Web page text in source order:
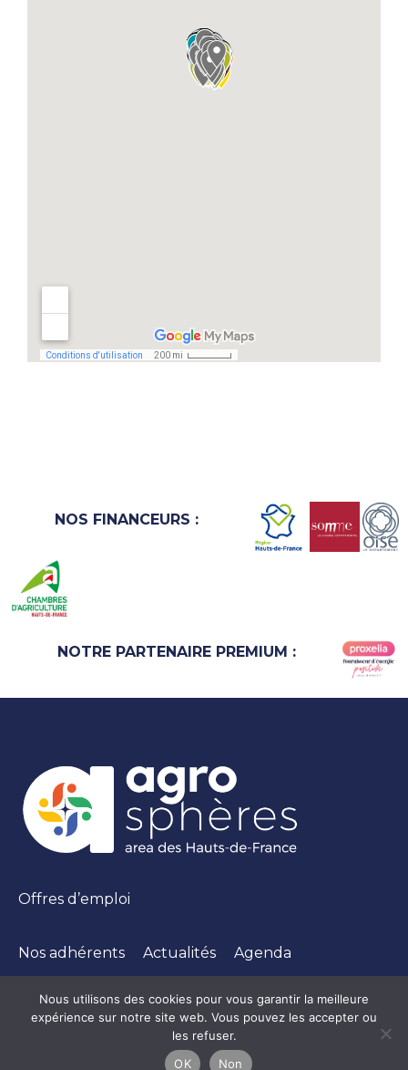
NOS FINANCEURS :
NOTRE PARTENAIRE PREMIUM :
Offres d’emploi
Nos adhérents Actualités Agenda
|Politique de confidentialté
Nous utilisons des cookies pour vous garantir la meilleure
expérience sur notre site web. Vous pouvez les accepter ou
les refuser.
OK
Non